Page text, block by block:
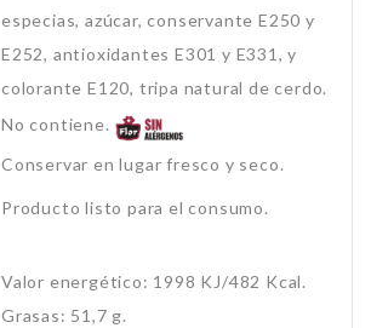
especias, azúcar, conservante E250 y
E252, antioxidantes E301 y E331, y
colorante E120, tripa natural de cerdo.
No contiene.
Conservar en lugar fresco y seco.
Producto listo para el consumo.
Valor energético: 1998 KJ/482 Kcal.
Grasas: 51,7 g.